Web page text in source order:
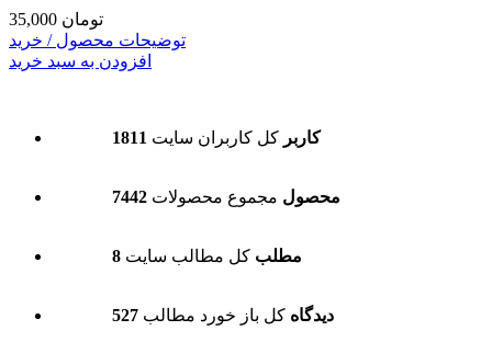
35,000 تومان
توضیحات محصول / خرید
افزودن به سبد خرید
1811 کاربر کل کاربران سایت
7442 محصول مجموع محصولات
8 مطلب کل مطالب سایت
527 دیدگاه کل باز خورد مطالب